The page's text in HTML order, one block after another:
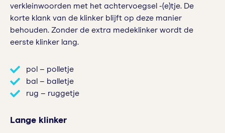
verkleinwoorden met het achtervoegsel -(e)tje. De
korte klank van de klinker blijft op deze manier
behouden. Zonder de extra medeklinker wordt de
eerste klinker lang.
pol – polletje
bal – balletje
rug – ruggetje
Lange klinker